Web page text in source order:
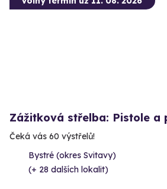
Zážitková střelba: Pistole a
Čeká vás 60 výstřelů!
Bystré (okres Svitavy)
(+ 28 dalších lokalit)